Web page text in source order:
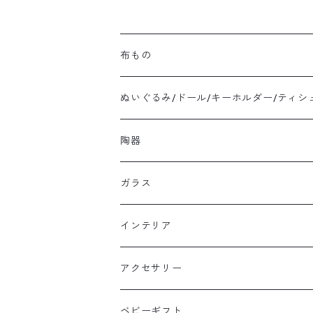
布もの
ぬいぐるみ/ドール/キーホルダー/ティシ
陶器
ガラス
インテリア
アクセサリー